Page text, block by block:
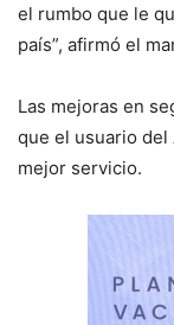
el rumbo que le
país”, afirmó el
Las mejoras en
que el usuario
mejor servicio.